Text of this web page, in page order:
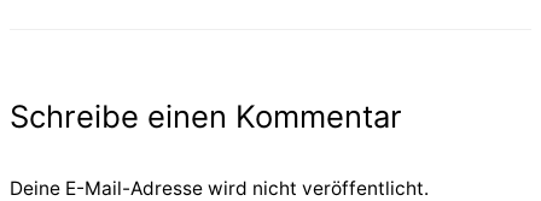
Schreibe einen Kommentar
Deine E-Mail-Adresse wird nicht veröffentlicht.